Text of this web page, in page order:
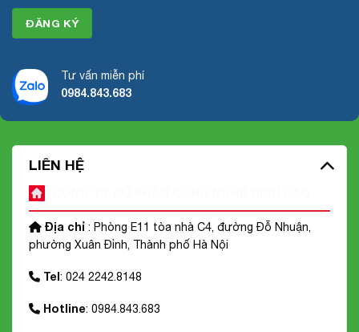
Tư vấn miễn phí
0984.843.683
LIÊN HỆ
Địa chỉ : Phòng E11 tòa nhà C4, đường Đỗ Nhuận,
phường Xuân Đỉnh, Thành phố Hà Nội
Tel: 024 2242.8148
Hotline: 0984.843.683